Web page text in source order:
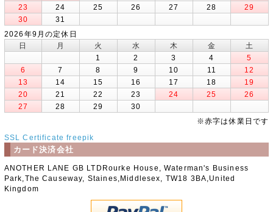
23
24 25 26 27 28
29
30
31
2026年9月の定休日
日
月 火 水 木 金
土
1
2 3 4
5
6
7 8 9 10 11
12
13
14 15 16 17 18
19
20
21 22 23 24 25
26
27
28 29
30
※赤字は休業日です
SSL Certificate freepik
カード決済会社
ANOTHER LANE GB LTDRourke House, Waterman's Business
Park,The Causeway, Staines,Middlesex, TW18 3BA,United
Kingdom